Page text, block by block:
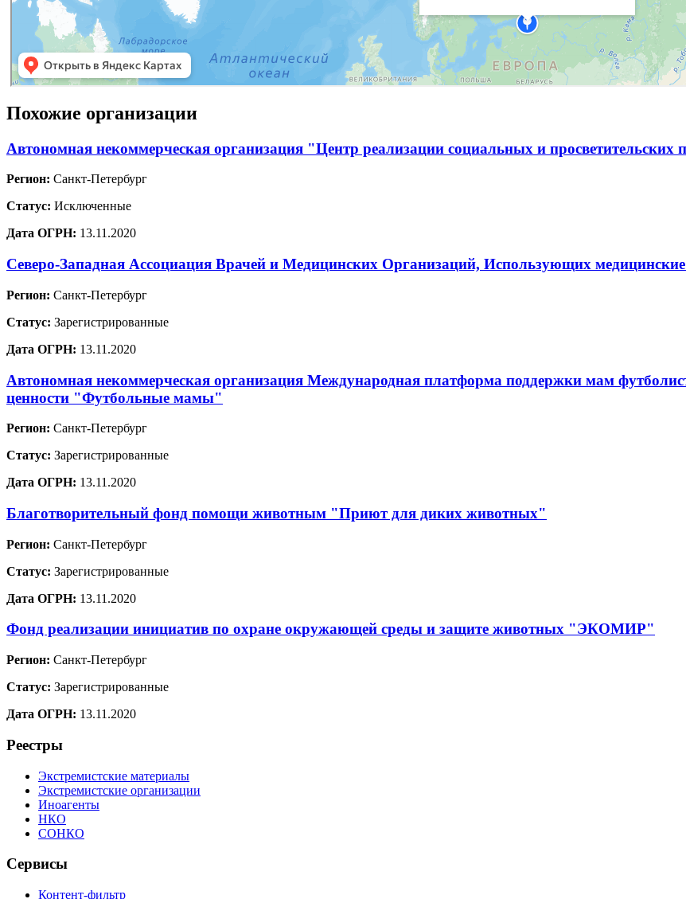
Похожие организации
Автономная некоммерческая организация "Центр реализации социальных и
Регион: Санкт-Петербург
Статус: Исключенные
Дата ОГРН: 13.11.2020
Северо-Западная Ассоциация Врачей и Медицинских Организаций, Использующих
Регион: Санкт-Петербург
Статус: Зарегистрированные
Дата ОГРН: 13.11.2020
Автономная некоммерческая организация Международная платформа поддержки мам
ценности "Футбольные мамы"
Регион: Санкт-Петербург
Статус: Зарегистрированные
Дата ОГРН: 13.11.2020
Благотворительный фонд помощи животным "Приют для диких животных"
Регион: Санкт-Петербург
Статус: Зарегистрированные
Дата ОГРН: 13.11.2020
Фонд реализации инициатив по охране окружающей среды и защите животных "ЭКОМИР"
Регион: Санкт-Петербург
Статус: Зарегистрированные
Дата ОГРН: 13.11.2020
Реестры
Экстремистские материалы
Экстремистские организации
Иноагенты
НКО
СОНКО
Сервисы
Контент-фильтр